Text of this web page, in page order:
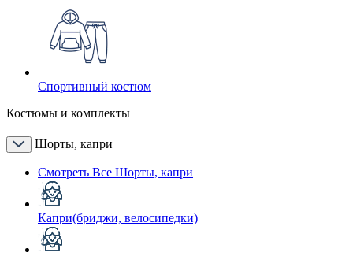
Спортивный костюм
Костюмы и комплекты
Шорты, капри
Смотреть Все Шорты, капри
Капри(бриджи, велосипедки)